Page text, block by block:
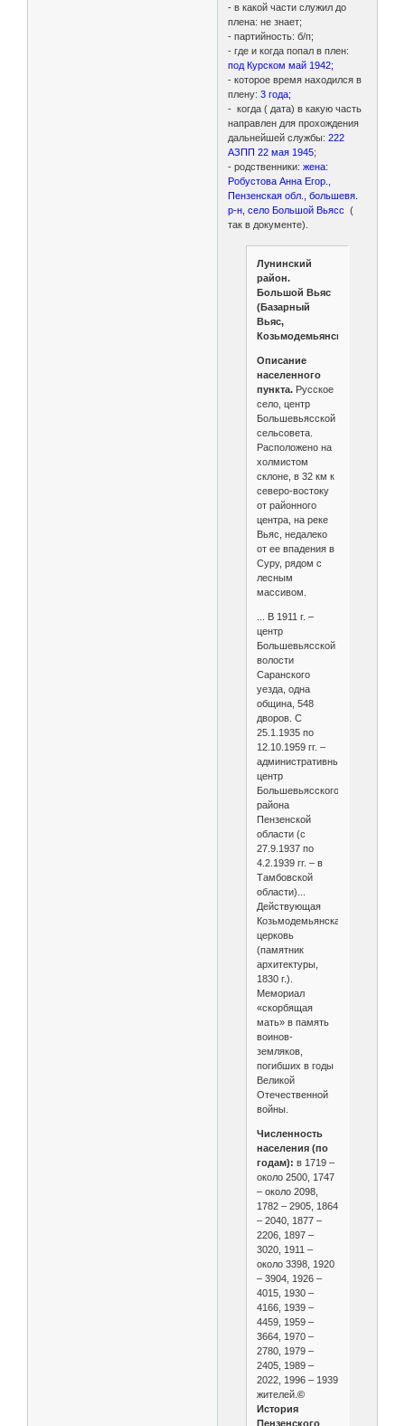
- в какой части служил до
плена: не знает;
- партийность: б/п;
- где и когда попал в плен:
под Курском май 1942;
- которое время находился в
плену: 3 года;
- когда ( дата) в какую часть
направлен для прохождения
дальнейшей службы: 222
АЗПП 22 мая 1945;
- родственники:жена:
Робустова Анна Егор.,
Пензенская обл., большевя.
р-н, село Большой Вьясс(
так в документе).
Лунинский
район.
Большой Вьяс
(Базарный
Вьяс,
Козьмодемьянское)
Описание
населенного
пункта.Русское
село, центр
Большевьясской
сельсовета.
Расположено на
холмистом
склоне, в 32 км к
северо-востоку
от районного
центра, на реке
Вьяс, недалеко
от ее впадения в
Суру, рядом с
лесным
массивом.
... В 1911 г. –
центр
Большевьясской
волости
Саранского
уезда, одна
община, 548
дворов. С
25.1.1935 по
12.10.1959 гг. –
административный
центр
Большевьясского
района
Пензенской
области (с
27.9.1937 по
4.2.1939 гг. – в
Тамбовской
области)...
Действующая
Козьмодемьянская
церковь
(памятник
архитектуры,
1830 г.).
Мемориал
«скорбящая
мать» в память
воинов-
земляков,
погибших в годы
Великой
Отечественной
войны.
Численность
населения (по
годам): в 1719 –
около 2500, 1747
– около 2098,
1782 – 2905, 1864
– 2040, 1877 –
2206, 1897 –
3020, 1911 –
около 3398, 1920
– 3904, 1926 –
4015, 1930 –
4166, 1939 –
4459, 1959 –
3664, 1970 –
2780, 1979 –
2405, 1989 –
2022, 1996 – 1939
жителей. ©
История
Пензенского